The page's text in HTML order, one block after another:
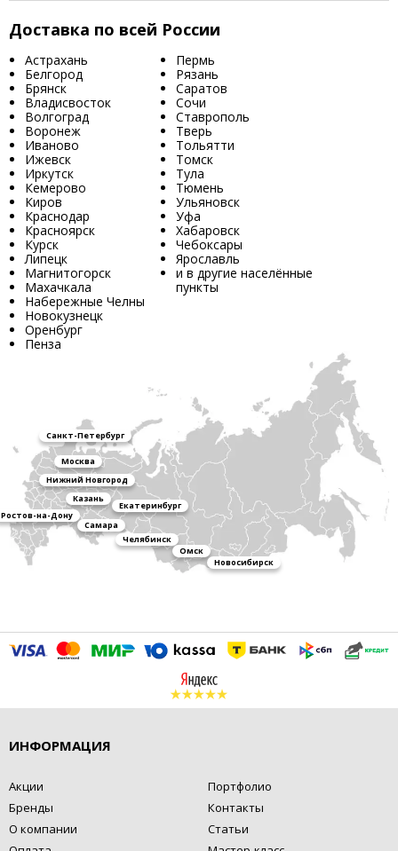
Доставка по всей России
Астрахань
Белгород
Брянск
Владисвосток
Волгоград
Воронеж
Иваново
Ижевск
Иркутск
Кемерово
Киров
Краснодар
Красноярск
Курск
Липецк
Магнитогорск
Махачкала
Набережные Челны
Новокузнецк
Оренбург
Пенза
Пермь
Рязань
Саратов
Сочи
Ставрополь
Тверь
Тольятти
Томск
Тула
Тюмень
Ульяновск
Уфа
Хабаровск
Чебоксары
Ярославль
и в другие населённые
пункты
Санкт-Петербург
Москва
Нижний Новгород
Казань
Екатеринбург
Ростов-на-Дону
Самара
Челябинск
Омск
Новосибирск
ИНФОРМАЦИЯ
Акции
Бренды
О компании
Портфолио
Контакты
Статьи